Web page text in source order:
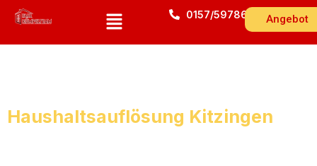
0157/59786543 Angebot
Haushaltsauflösung Kitzingen